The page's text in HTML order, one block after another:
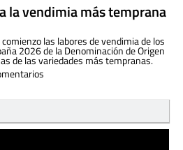
la vendimia más temprana
las labores de vendimia de los
2026 de la Denominación de Origen
de las variedades más tempranas.